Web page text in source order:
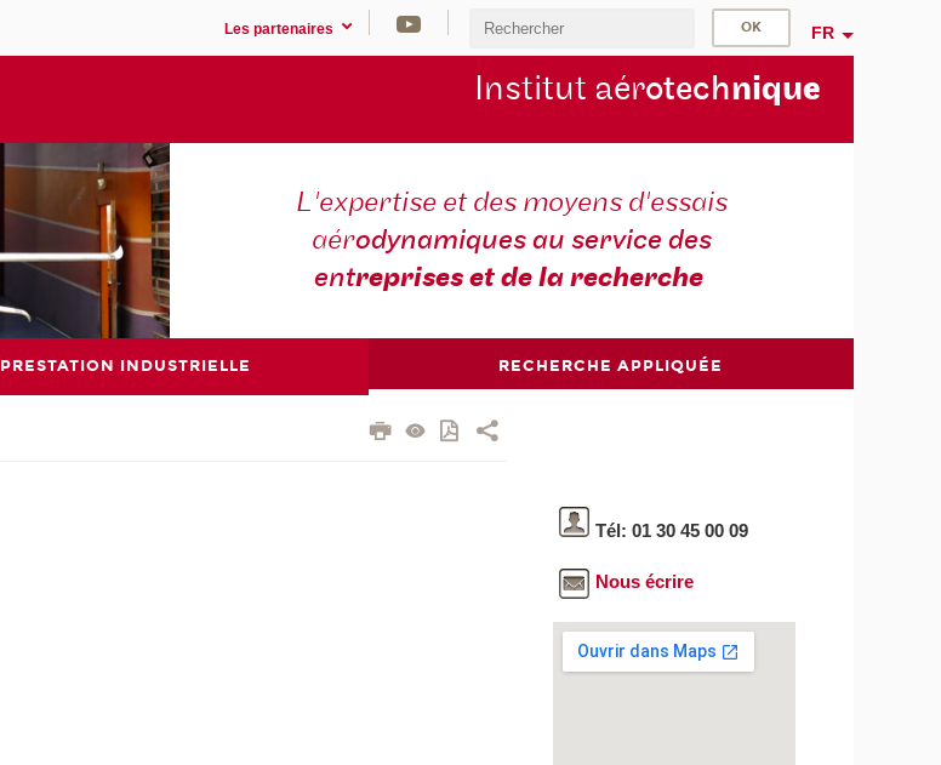
Les partenaires FR
Institut aérotechnique
L'expertise et des moyens d'essais
aérodynamiques au service des
entreprises et de la recherche
PRESTATION INDUSTRIELLE RECHERCHE APPLIQUÉE
Tél: 01 30 45 00 09
Nous écrire